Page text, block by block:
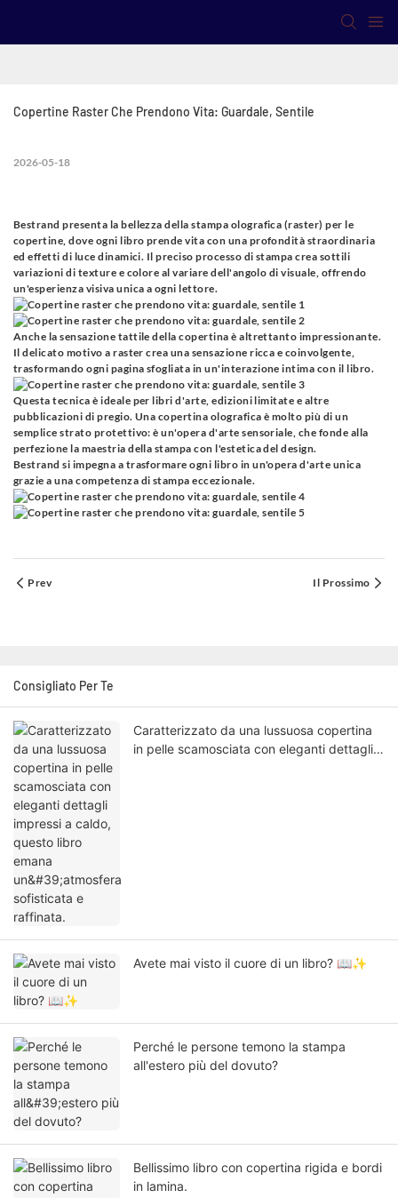
Copertine Raster Che Prendono Vita: Guardale, Sentile
2026-05-18
Bestrand presenta la bellezza della stampa olografica (raster) per le
copertine, dove ogni libro prende vita con una profondità straordinaria
ed effetti di luce dinamici. Il preciso processo di stampa crea sottili
variazioni di texture e colore al variare dell'angolo di visuale, offrendo
un'esperienza visiva unica a ogni lettore.
Anche la sensazione tattile della copertina è altrettanto impressionante.
Il delicato motivo a raster crea una sensazione ricca e coinvolgente,
trasformando ogni pagina sfogliata in un'interazione intima con il libro.
Questa tecnica è ideale per libri d'arte, edizioni limitate e altre
pubblicazioni di pregio. Una copertina olografica è molto più di un
semplice strato protettivo: è un'opera d'arte sensoriale, che fonde alla
perfezione la maestria della stampa con l'estetica del design.
Bestrand si impegna a trasformare ogni libro in un'opera d'arte unica
grazie a una competenza di stampa eccezionale.
Prev Il Prossimo
Consigliato Per Te
Caratterizzato da una lussuosa copertina
in pelle scamosciata con eleganti dettagli
Avete mai visto il cuore di un libro? 📖✨
Perché le persone temono la stampa
all'estero più del dovuto?
Bellissimo libro con copertina rigida e bordi
in lamina.